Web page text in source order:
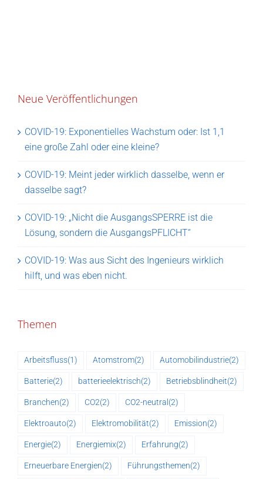
Neue Veröffentlichungen
COVID-19: Exponentielles Wachstum oder: Ist 1,1
eine große Zahl oder eine kleine?
COVID-19: Meint jeder wirklich dasselbe, wenn er
dasselbe sagt?
COVID-19: „Nicht die AusgangsSPERRE ist die
Lösung, sondern die AusgangsPFLICHT“
COVID-19: Was aus Sicht des Ingenieurs wirklich
hilft, und was eben nicht.
Themen
Arbeitsfluss(1) Atomstrom(2) Automobilindustrie(2)
Batterie(2) batterieelektrisch(2) Betriebsblindheit(2)
Branchen(2) CO2(2) CO2-neutral (2)
Elektroauto(2) Elektromobilität(2) Emission(2)
Energie(2) Energiemix(2) Erfahrung(2)
Erneuerbare Energien(2) Führungsthemen(2)